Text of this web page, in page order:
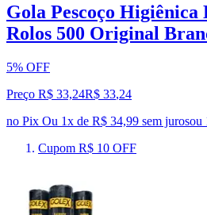
Gola Pescoço Higiênica
Rolos 500 Original
5% OFF
Preço R$ 33,24R$ 33,24
no Pix Ou 1x de R$ 34,99 sem jurosou
Cupom R$ 10 OFF